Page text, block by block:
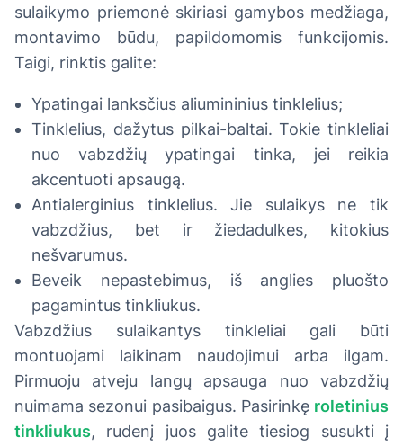
sulaikymo priemonė skiriasi gamybos medžiaga,
montavimo būdu, papildomomis funkcijomis.
Taigi, rinktis galite:
Ypatingai lanksčius aliumininius tinklelius;
Tinklelius, dažytus pilkai-baltai. Tokie tinkleliai
nuo vabzdžių ypatingai tinka, jei reikia
akcentuoti apsaugą.
Antialerginius tinklelius. Jie sulaikys ne tik
vabzdžius, bet ir žiedadulkes, kitokius
nešvarumus.
Beveik nepastebimus, iš anglies pluošto
pagamintus tinkliukus.
Vabzdžius sulaikantys tinkleliai gali būti
montuojami laikinam naudojimui arba ilgam.
Pirmuoju atveju langų apsauga nuo vabzdžių
nuimama sezonui pasibaigus. Pasirinkę roletinius
tinkliukus, rudenį juos galite tiesiog susukti į